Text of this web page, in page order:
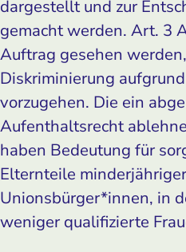
dargestellt und zur
gemacht werden. Art. 3
Auftrag gesehen
Diskriminierung
vorzugehen. Die ein
Aufenthaltsrecht
haben Bedeutung für
Elternteile
Unionsbürger*innen, in
weniger qualifizierte